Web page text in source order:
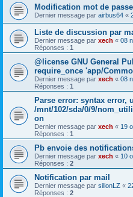
Modification mot de
Dernier message par airbus64 «
Liste de discussion par
Dernier message par xech « 08
Réponses : 1
@license GNU General
require_once 'app/
Dernier message par xech « 08
Réponses : 1
Parse error: syntax error,
/mnt/102/sda/0/9/
on
Dernier message par xech « 19
Réponses : 1
Pb envoie des
Dernier message par xech « 10
Réponses : 2
Notification par mail
Dernier message par sillonLZ «
Réponses : 2